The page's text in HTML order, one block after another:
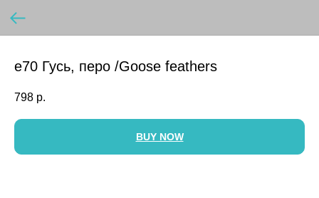
e70 Гусь, перо /Goose feathers
798 р.
BUY NOW